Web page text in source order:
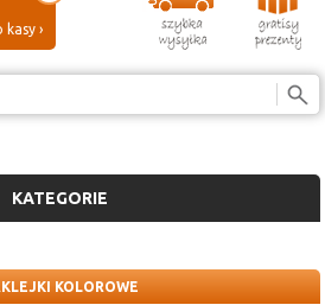
kasy ›
KATEGORIE
KOLOROWE